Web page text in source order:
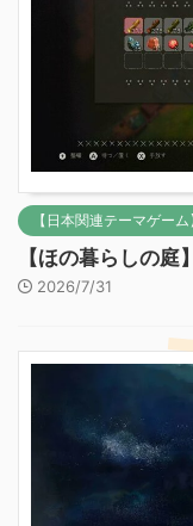
【日本関連テーマゲーム
【ほの暮らしの
2026/7/31